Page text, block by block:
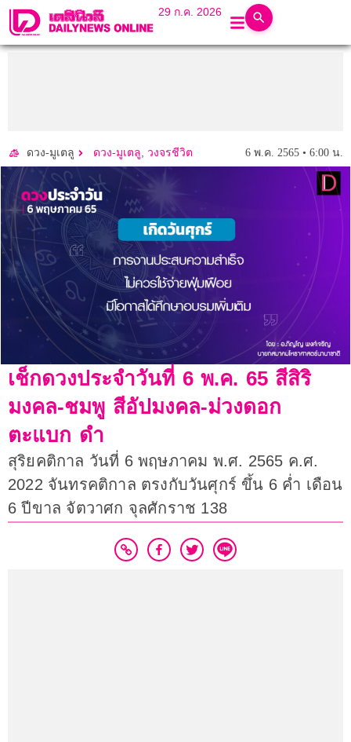
29 ก.ค. 2026
ดวง-มูเตลู ดวง-มูเตลู, วงจรชีวิต 6 พ.ค. 2565 • 6:00 น.
เช็กดวงประจำวันที่ 6 พ.ค. 65 สีสิริ
มงคล-ชมพู สีอัปมงคล-ม่วงดอก
ตะแบก ดำ
สุริยคติกาล วันที่ 6 พฤษภาคม พ.ศ. 2565 ค.ศ.
2022 จันทรคติกาล ตรงกับวันศุกร์ ขึ้น 6 ค่ำ เดือน
6 ปีขาล จัตวาศก จุลศักราช 138